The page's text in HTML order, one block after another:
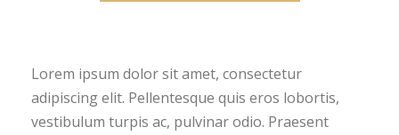
Lorem ipsum dolor sit amet, consectetur
adipiscing elit. Pellentesque quis eros lobortis,
vestibulum turpis ac, pulvinar odio. Praesent